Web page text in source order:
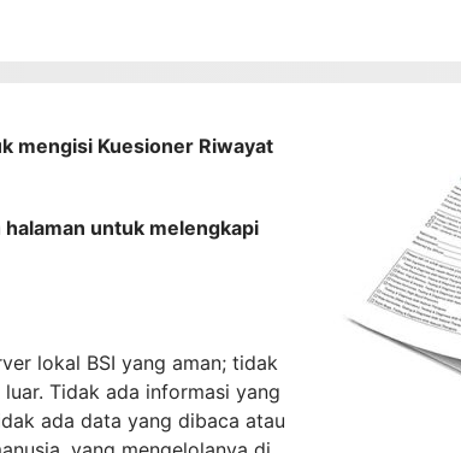
mengisi Kuesioner Riwayat
untuk melengkapi
lokal BSI yang aman; tidak
Tidak ada informasi yang
ada data yang dibaca atau